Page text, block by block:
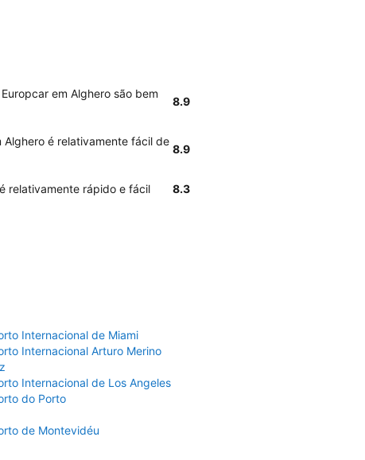
em Alghero são bem
8.9
Alghero é relativamente fácil de
8.9
relativamente rápido e fácil 8.3
Internacional de Miami
Internacional Arturo Merino
Internacional de Los Angeles
do Porto
de Montevidéu